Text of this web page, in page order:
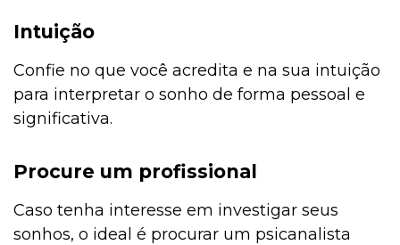
Intuição
Confie no que você acredita e na sua intuição
para interpretar o sonho de forma pessoal e
significativa.
Procure um profissional
Caso tenha interesse em investigar seus
sonhos, o ideal é procurar um psicanalista